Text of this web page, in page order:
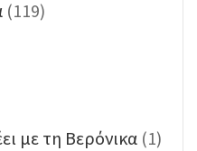
(119)
με τη Βερόνικα (1)